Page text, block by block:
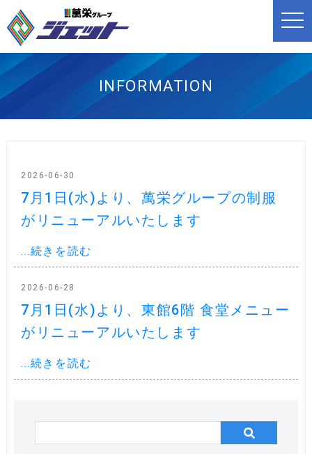
t
o
n
g
INFORMATION
2026-06-30
7月1日(水)より、萬栄グループの制服
がリニューアルいたします
...続きを読む
2026-06-28
7月1日(水)より、東館6階 食堂メニュー
がリニューアルいたします
...続きを読む